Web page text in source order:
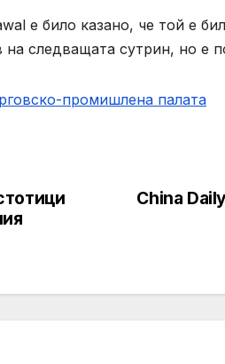
е било казано, че той е
следващата сутрин, но е
промишлена палaта
China